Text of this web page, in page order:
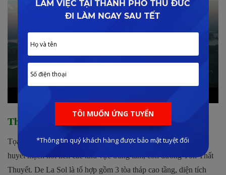
Thông tin khái quát dự án De La Sol
Tọa lạc tại vùng trung tâm khu vực quận 4, trên tuyến đường
huyết mạch nối liền các khu vực trung tâm, con đường Tôn Thất
Thuyết. De La Sol là tổ hợp gồm 3 tòa tháp cao tầng, diện tích